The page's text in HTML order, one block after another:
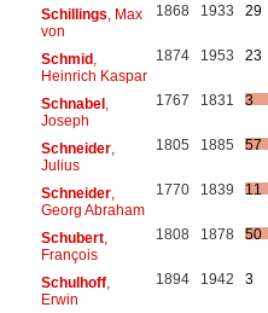
Schillings , Max
von
1868 1933 29
Schmid,
Heinrich Kaspar
1874 1953 23
Schnabel,
Joseph
1767 1831 3
Schneider,
Julius
1805 1885 57
Schneider,
Georg Abraham
1770 1839 11
Schubert,
François
1808 1878 50
Schulhoff,
Erwin
1894 1942 3